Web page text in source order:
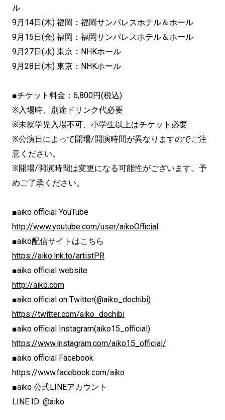
ル
9月14日(木) 福岡：福岡サンパレスホテル＆ホール
9月15日(金) 福岡：福岡サンパレスホテル＆ホール
9月27日(水) 東京：NHKホール
9月28日(木) 東京：NHKホール
■チケット料金：6,800円(税込)
※入場時、別途ドリンク代必要
※未就学児入場不可、小学生以上はチケット必要
※公演日によって開場/開演時間が異なりますのでご注
意ください。
※開場/開演時間は変更になる可能性がございます。予
めご了承ください。
■aiko official YouTube
http://www.youtube.com/user/aikoOfficial
■aiko配信サイトはこちら
https://aiko.lnk.to/artistPR
■aiko official website
http://aiko.com
■aiko official on Twitter(@aiko_dochibi)
https://twitter.com/aiko_dochibi
■aiko official Instagram(aiko15_official)
https://www.instagram.com/aiko15_official/
■aiko official Facebook
https://www.facebook.com/aiko
■aiko 公式LINEアカウント
LINE ID: @aiko